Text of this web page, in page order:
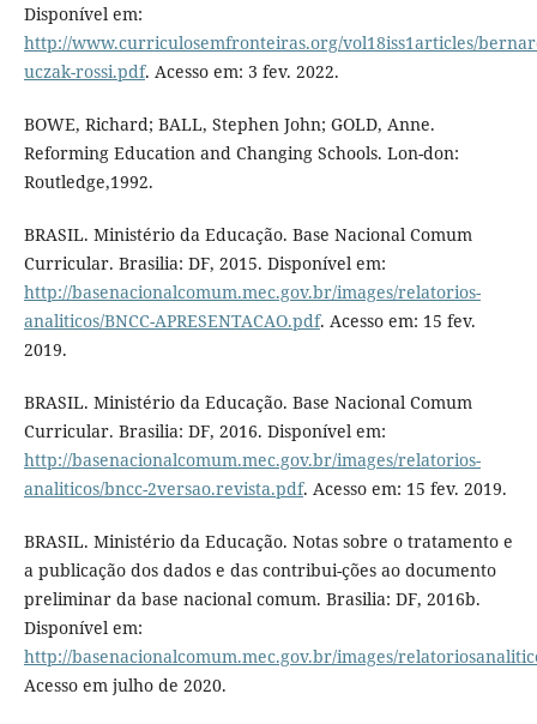
Disponível em:
http://www.curriculosemfronteiras.org/vol18iss1articles/
uczak-rossi.pdf. Acesso em: 3 fev. 2022.
BOWE, Richard; BALL, Stephen John; GOLD, Anne.
Reforming Education and Changing Schools. Lon-don:
Routledge,1992.
BRASIL. Ministério da Educação. Base Nacional Comum
Curricular. Brasilia: DF, 2015. Disponível em:
http://basenacionalcomum.mec.gov.br/images/relatorios-
analiticos/BNCC-APRESENTACAO.pdf. Acesso em: 15 fev.
2019.
BRASIL. Ministério da Educação. Base Nacional Comum
Curricular. Brasilia: DF, 2016. Disponível em:
http://basenacionalcomum.mec.gov.br/images/relatorios-
analiticos/bncc-2versao.revista.pdf. Acesso em: 15 fev. 2019.
BRASIL. Ministério da Educação. Notas sobre o tratamento e
a publicação dos dados e das contribui-ções ao documento
preliminar da base nacional comum. Brasilia: DF, 2016b.
Disponível em:
http://basenacionalcomum.mec.gov.br/images/
Acesso em julho de 2020.